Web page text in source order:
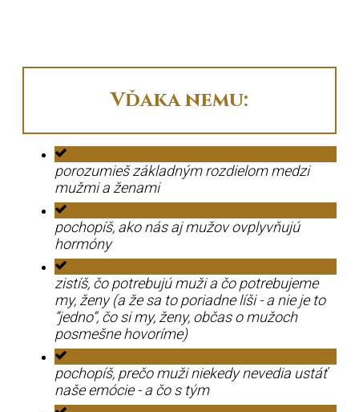
Vďaka nemu:
porozumieš základným rozdielom medzi
mužmi a ženami
pochopíš, ako nás aj mužov ovplyvňujú
hormóny
zistíš, čo potrebujú muži a čo potrebujeme
my, ženy (a že sa to poriadne líši - a nie je to
“jedno”, čo si my, ženy, občas o mužoch
posmešne hovoríme)
pochopíš, prečo muži niekedy nevedia ustáť
naše emócie - a čo s tým